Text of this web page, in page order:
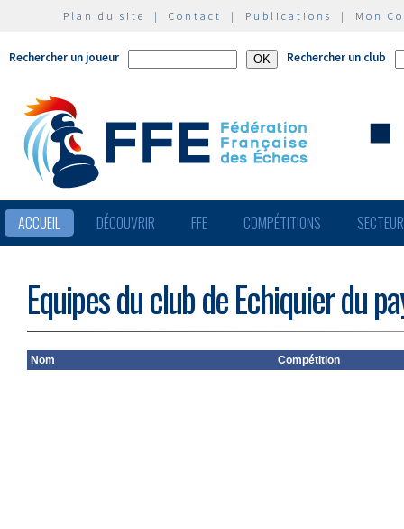
Plan du site | Contact | Publications | Mon
Rechercher un joueur Rechercher un club
ACCUEIL DÉCOUVRIR FFE COMPÉTITIONS
Equipes du club de Echiquier du
Nom Compétition